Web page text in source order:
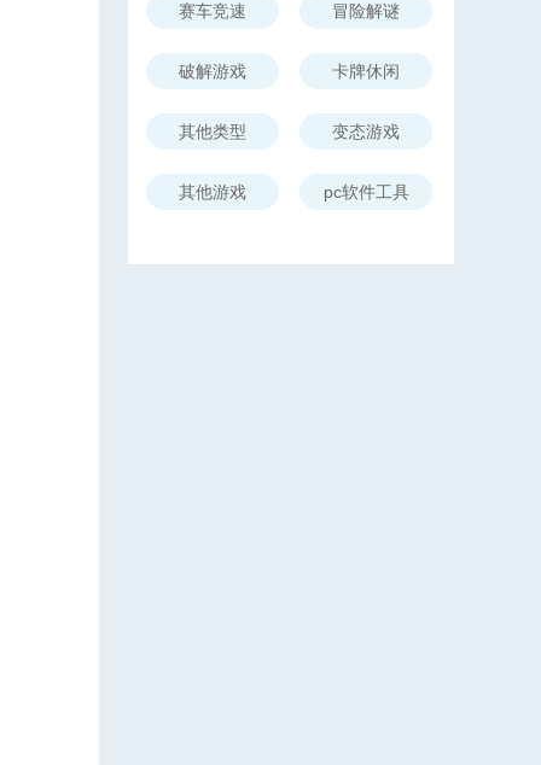
赛车竞速 冒险解谜
破解游戏 卡牌休闲
其他类型 变态游戏
其他游戏 pc软件工具